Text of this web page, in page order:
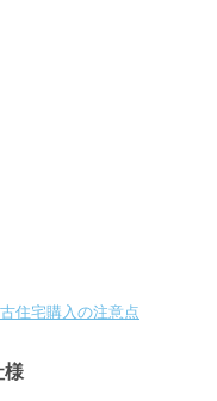
住宅購入の注意点
様